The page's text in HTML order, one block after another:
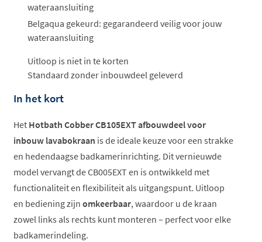
wateraansluiting
Belgaqua gekeurd: gegarandeerd veilig voor jouw
wateraansluiting
Uitloop is niet in te korten
Standaard zonder inbouwdeel geleverd
In het kort
Het Hotbath Cobber CB105EXT afbouwdeel voor
inbouw lavabokraan is de ideale keuze voor een strakke
en hedendaagse badkamerinrichting. Dit vernieuwde
model vervangt de CB005EXT en is ontwikkeld met
functionaliteit en flexibiliteit als uitgangspunt. Uitloop
en bediening zijn omkeerbaar, waardoor u de kraan
zowel links als rechts kunt monteren – perfect voor elke
badkamerindeling.